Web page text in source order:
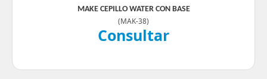
MAKE CEPILLO WATER CON BASE
(MAK-38)
Consultar